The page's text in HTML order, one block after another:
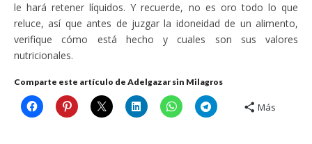
le hará retener líquidos. Y recuerde, no es oro todo lo que
reluce, así que antes de juzgar la idoneidad de un alimento,
verifique cómo está hecho y cuales son sus valores
nutricionales.
Comparte este artículo de Adelgazar sin Milagros
Más